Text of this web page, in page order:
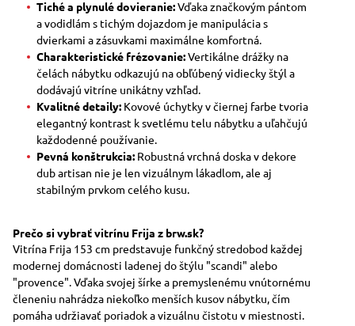
Tiché a plynulé dovieranie:Vďaka značkovým pántom
a vodidlám s tichým dojazdom je manipulácia s
dvierkami a zásuvkami maximálne komfortná.
Charakteristické frézovanie:Vertikálne drážky na
čelách nábytku odkazujú na obľúbený vidiecky štýl a
dodávajú vitríne unikátny vzhľad.
Kvalitné detaily: Kovové úchytky v čiernej farbe tvoria
elegantný kontrast k svetlému telu nábytku a uľahčujú
každodenné používanie.
Pevná konštrukcia: Robustná vrchná doska v dekore
dub artisan nie je len vizuálnym lákadlom, ale aj
stabilným prvkom celého kusu.
Prečo si vybrať vitrínu Frija z brw.sk?
Vitrína Frija 153 cm predstavuje funkčný stredobod každej
modernej domácnosti ladenej do štýlu "scandi" alebo
"provence". Vďaka svojej šírke a premyslenému vnútornému
členeniu nahrádza niekoľko menších kusov nábytku, čím
pomáha udržiavať poriadok a vizuálnu čistotu v miestnosti.